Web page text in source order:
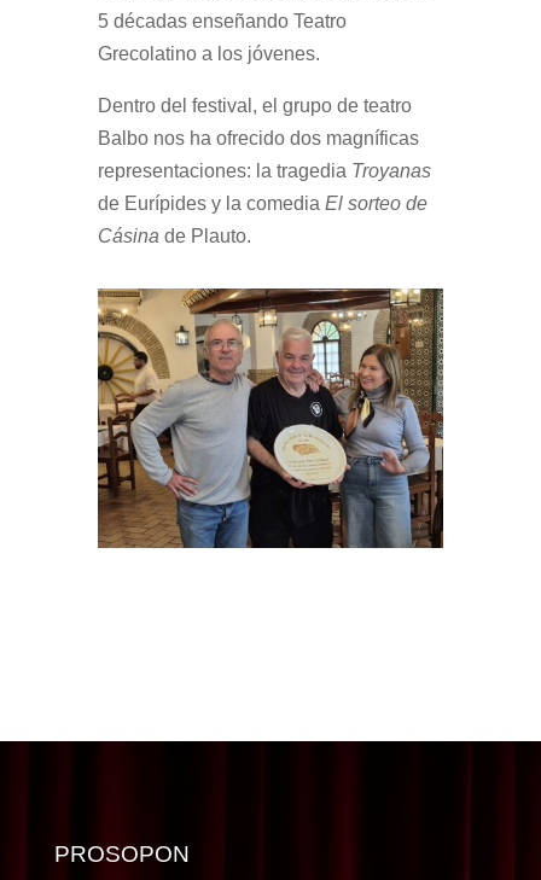
5 décadas enseñando Teatro
Grecolatino a los jóvenes.
Dentro del festival, el grupo de teatro
Balbo nos ha ofrecido dos magníficas
representaciones: la tragedia Troyanas
de Eurípides y la comedia El sorteo de
Cásina de Plauto.
PROSOPON